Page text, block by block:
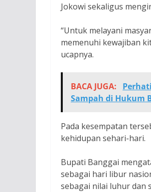
Jokowi sekaligus
“Untuk melayani
memenuhi kewajiban
ucapnya.
BACA JUGA:
Sampah di Hukum
Pada kesempatan
kehidupan sehari-hari.
Bupati Banggai
sebagai hari libur
sebagai nilai luhur dan